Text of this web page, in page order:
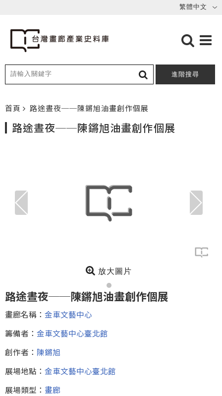
進階搜尋
首頁 路途晝夜──陳鏘旭油畫創作個展
路途晝夜──陳鏘旭油畫創作個展
放大圖片
路途晝夜──陳鏘旭油畫創作個展
畫廊名稱： 金車文藝中心
籌備者： 金車文藝中心臺北館
創作者： 陳鏘旭
展場地點： 金車文藝中心臺北館
展場類型： 畫廊